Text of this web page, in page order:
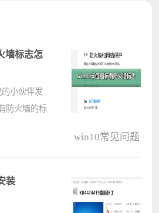
墙标志怎
小伙伴发
防火墙的标
改就可以
win10常见问题
装